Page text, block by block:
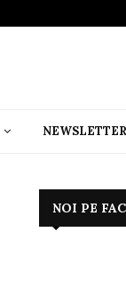
NEWSLETTER
NOI PE